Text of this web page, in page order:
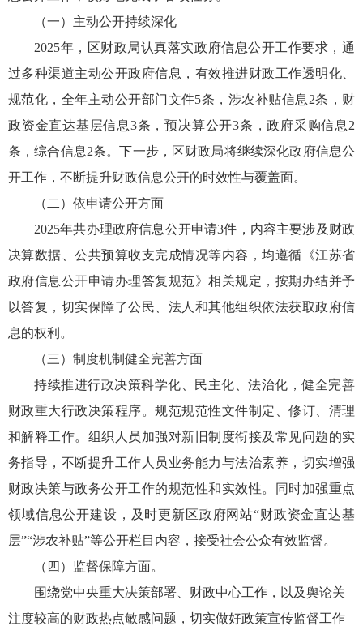
（一）主动公开持续深化
2025年，区财政局认真落实政府信息公开工作要求，通
过多种渠道主动公开政府信息，有效推进财政工作透明化、
规范化，全年主动公开部门文件5条，涉农补贴信息2条，财
政资金直达基层信息3条，预决算公开3条，政府采购信息2
条，综合信息2条。下一步，区财政局将继续深化政府信息公
开工作，不断提升财政信息公开的时效性与覆盖面。
（二）依申请公开方面
2025年共办理政府信息公开申请3件，内容主要涉及财政
决算数据、公共预算收支完成情况等内容，均遵循《江苏省
政府信息公开申请办理答复规范》相关规定，按期办结并予
以答复，切实保障了公民、法人和其他组织依法获取政府信
息的权利。
（三）制度机制健全完善方面
持续推进行政决策科学化、民主化、法治化，健全完善
财政重大行政决策程序。规范规范性文件制定、修订、清理
和解释工作。组织人员加强对新旧制度衔接及常见问题的实
务指导，不断提升工作人员业务能力与法治素养，切实增强
财政决策与政务公开工作的规范性和实效性。同时加强重点
领域信息公开建设，及时更新区政府网站“财政资金直达基
层”“涉农补贴”等公开栏目内容，接受社会公众有效监督。
（四）监督保障方面。
围绕党中央重大决策部署、财政中心工作，以及舆论关
注度较高的财政热点敏感问题，切实做好政策宣传监督工作